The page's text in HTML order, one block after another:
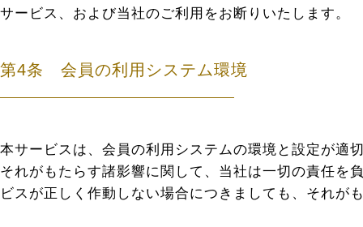
サービス、および当社のご利用をお断りいたします。
第4条 会員の利用システム環境
本サービスは、会員の利用システムの環境と設定が適
それがもたらす諸影響に関して、当社は一切の責任を
ビスが正しく作動しない場合につきましても、それが